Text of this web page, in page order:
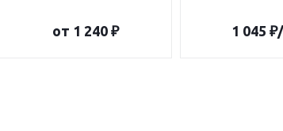
от 1 240 ₽ 1 045 ₽